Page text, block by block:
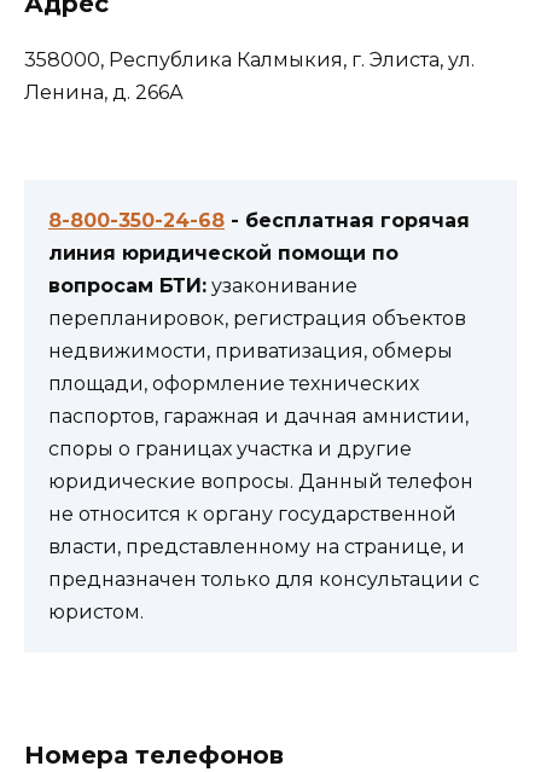
358000, Республика Калмыкия, г. Элиста, ул.
Ленина, д. 266А
8-800-350-24-68 - бесплатная горячая
линия юридической помощи по
вопросам БТИ: узаконивание
перепланировок, регистрация объектов
недвижимости, приватизация, обмеры
площади, оформление технических
паспортов, гаражная и дачная амнистии,
споры о границах участка и другие
юридические вопросы. Данный телефон
не относится к органу государственной
власти, представленному на странице, и
предназначен только для консультации с
юристом.
Номера телефонов